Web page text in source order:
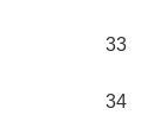
33
34